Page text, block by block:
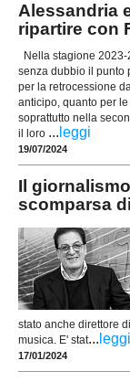
Alessandria
ripartire con
Nella stagione
senza dubbio il punto
per la retrocessione
anticipo, quanto per
soprattutto nella
il loro ... leggi
19/07/2024
Il
scomparsa
stato anche direttore
musica. E' stat... leggi
17/01/2024